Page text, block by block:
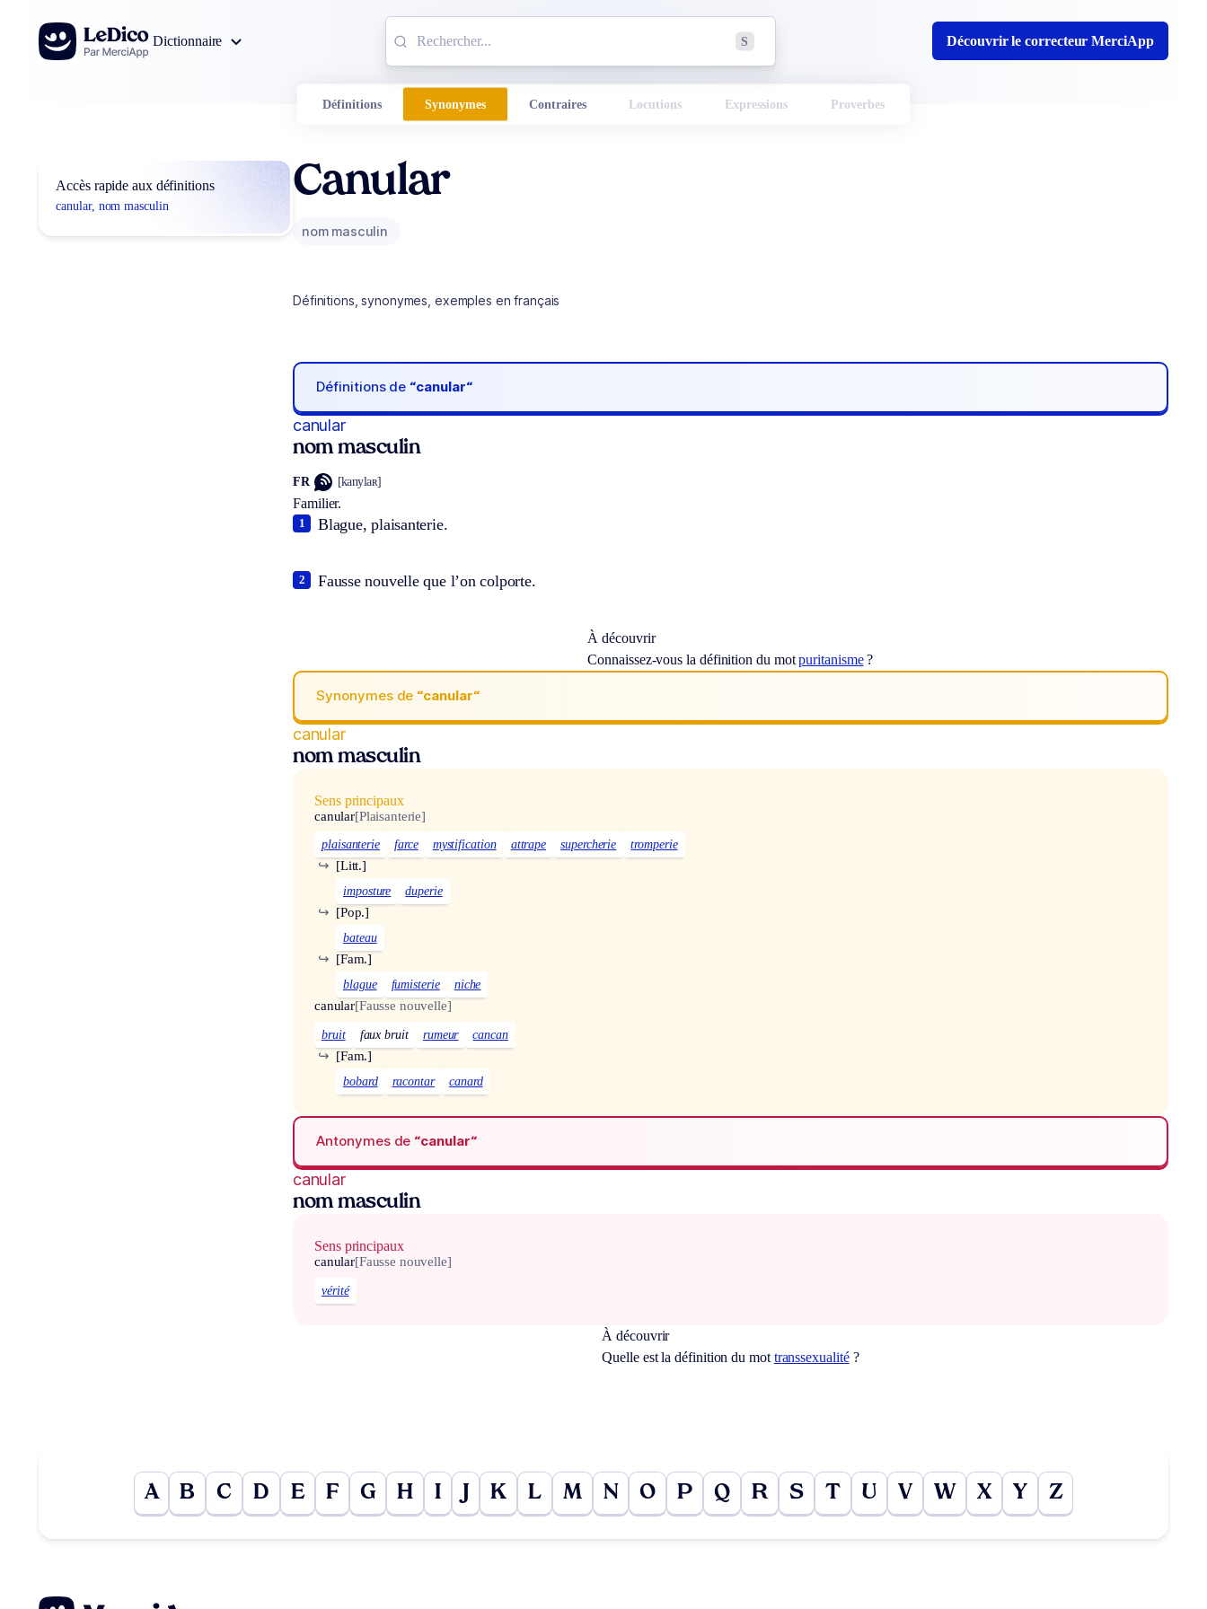
Aller au contenu
Dictionnaire
S Découvrir le correcteur MerciApp
Définitions Synonymes Contraires Locutions Expressions Proverbes
Accès rapide aux définitions
canular, nom masculin
Canular
nom masculin
Définitions, synonymes, exemples en français
Définitions de “canular“
canular
nom masculin
FR [kanylaʀ]
Familier.
Blague, plaisanterie.
1
Fausse nouvelle que l’on colporte.
2
À découvrir
Connaissez-vous la définition du motpuritanisme?
Synonymes de “canular“
canular
nom masculin
Sens principaux
canular[Plaisanterie]
plaisanterie farce mystification attrape supercherie tromperie
[Litt.]
↪
imposture duperie
[Pop.]
↪
bateau
[Fam.]
↪
blague fumisterie niche
canular[Fausse nouvelle]
bruit faux bruit rumeur cancan
[Fam.]
↪
bobard racontar canard
Antonymes de “canular“
canular
nom masculin
Sens principaux
canular[Fausse nouvelle]
vérité
À découvrir
Quelle est la définition du mot transsexualité?
A B C D E F G H I K L M N O P Q R S T U V W X Y Z